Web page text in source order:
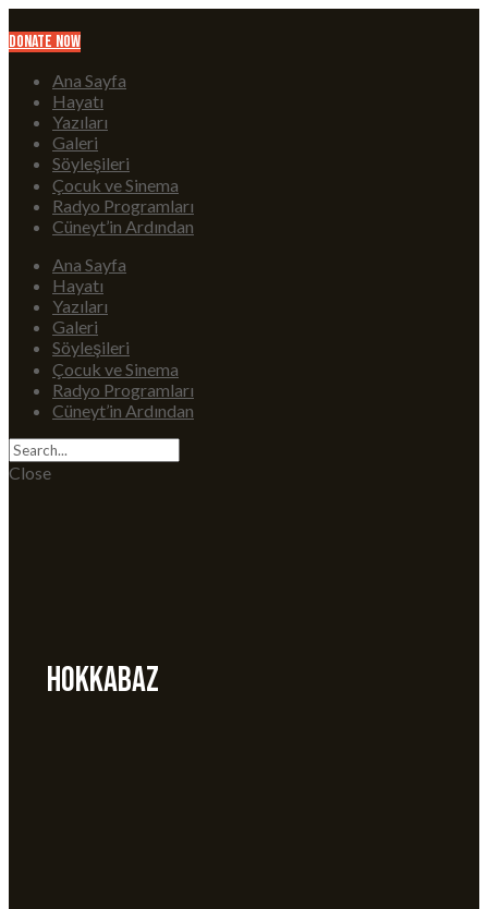
Donate Now
Ana Sayfa
Hayatı
Yazıları
Galeri
Söyleşileri
Çocuk ve Sinema
Radyo Programları
Cüneyt’in Ardından
Ana Sayfa
Hayatı
Yazıları
Galeri
Söyleşileri
Çocuk ve Sinema
Radyo Programları
Cüneyt’in Ardından
Close
Hokkabaz